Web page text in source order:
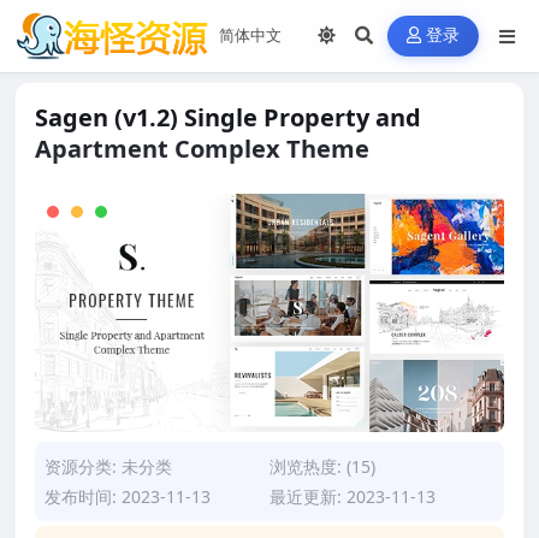
登录
Sagen (v1.2) Single Property and
Apartment Complex Theme
资源分类: 未分类
浏览热度: (15)
发布时间: 2023-11-13
最近更新: 2023-11-13